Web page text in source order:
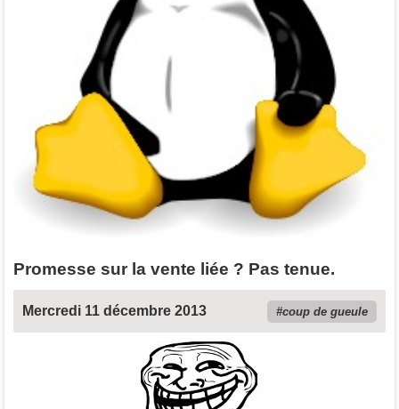
Promesse sur la vente liée ? Pas tenue.
Mercredi 11 décembre 2013 coup de gueule